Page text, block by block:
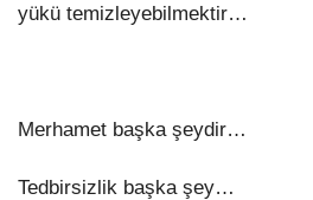
yükü temizleyebilmektir…
Merhamet başka şeydir…
Tedbirsizlik başka şey…